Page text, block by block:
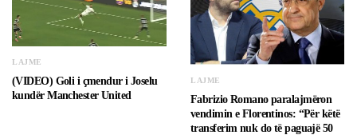
LAJME
(VIDEO) Goli i çmendur i Joselu
kundër Manchester United
LAJME
Fabrizio Romano paralajmëron
vendimin e Florentinos: “Për këtë
transferim nuk do të paguajë 50